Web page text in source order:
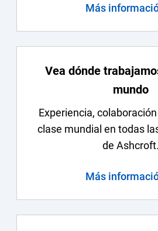
Más
Vea dónde
mundo
Experiencia,
clase mundial en todas
de Ashcroft.
Más